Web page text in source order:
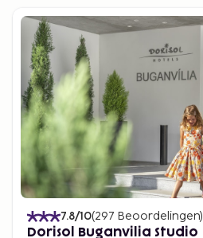
7.8/10(297 Beoordelingen)
Dorisol Buganvilia Studio